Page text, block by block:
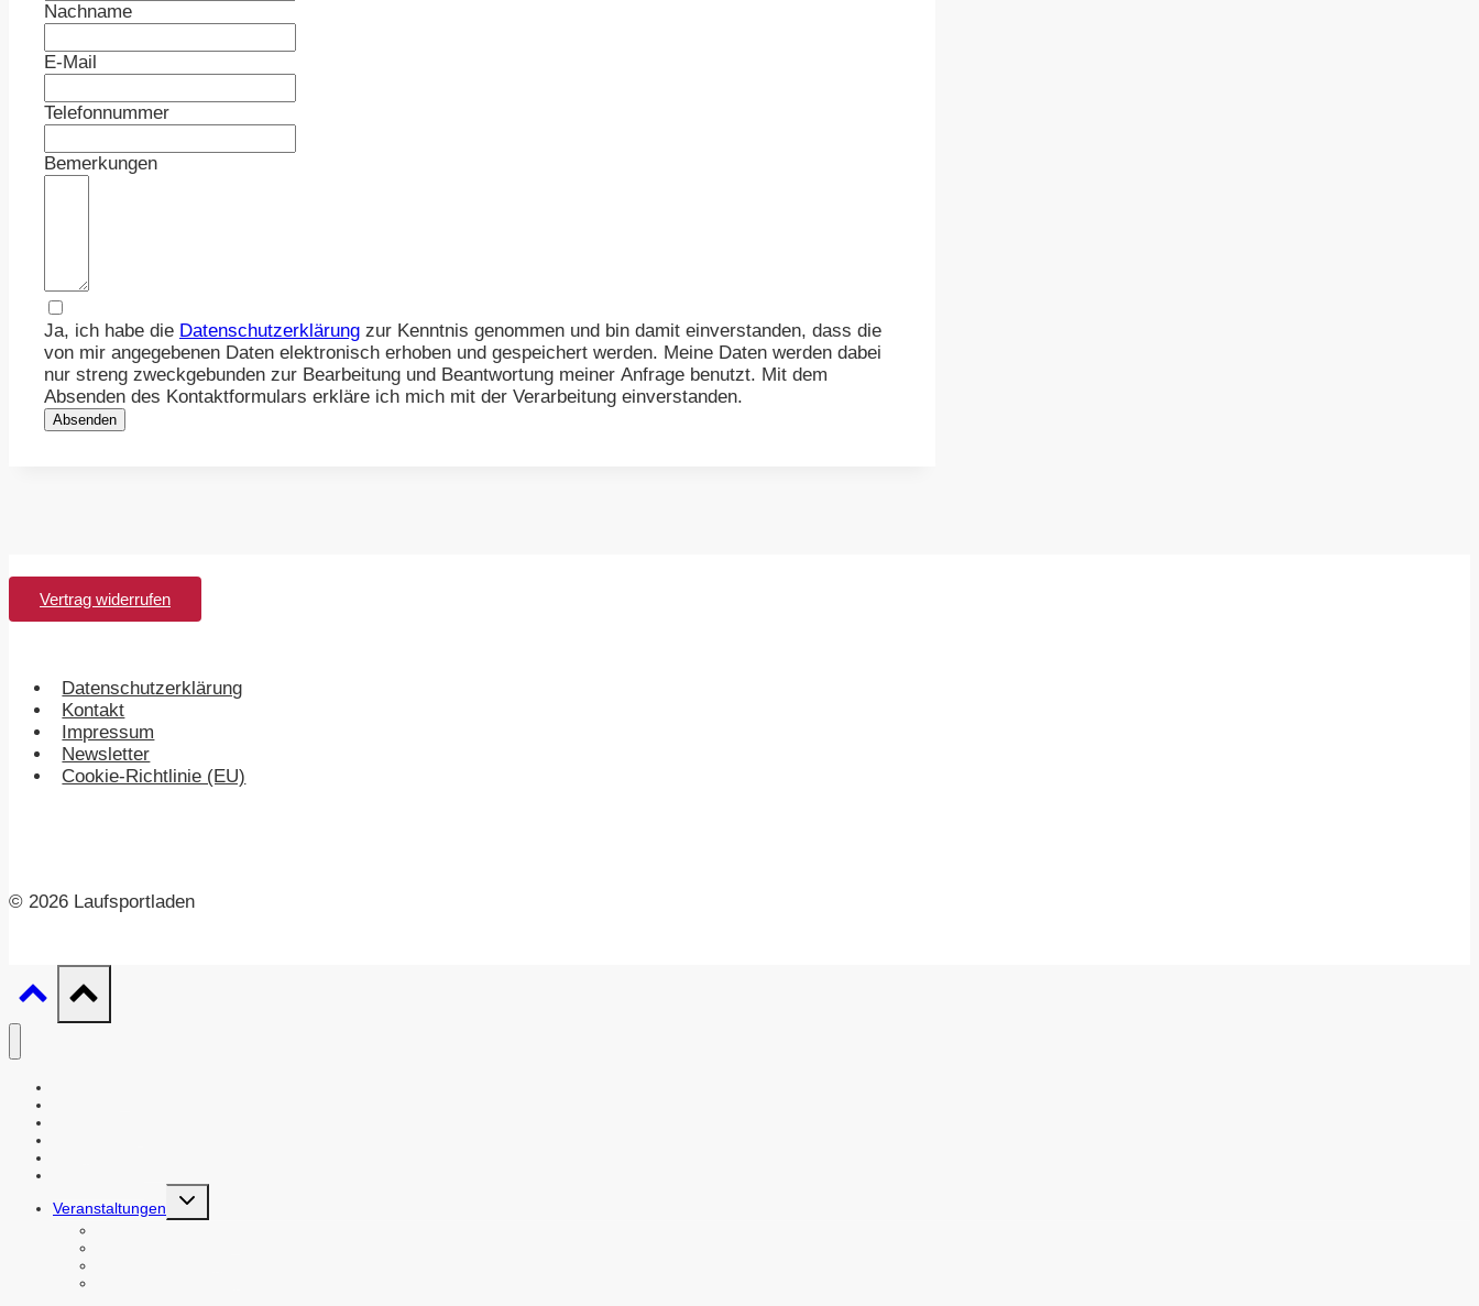
Nachname
E-Mail
Telefonnummer
Bemerkungen
Ja, ich habe die Datenschutzerklärung zur Kenntnis genommen und bin damit einverstanden, dass die
von mir angegebenen Daten elektronisch erhoben und gespeichert werden. Meine Daten werden dabei
nur streng zweckgebunden zur Bearbeitung und Beantwortung meiner Anfrage benutzt. Mit dem
Absenden des Kontaktformulars erkläre ich mich mit der Verarbeitung einverstanden.
Absenden
Vertrag widerrufen
Datenschutzerklärung
Kontakt
Impressum
Newsletter
Cookie-Richtlinie (EU)
© 2026 Laufsportladen
Veranstaltungen
Untermenü